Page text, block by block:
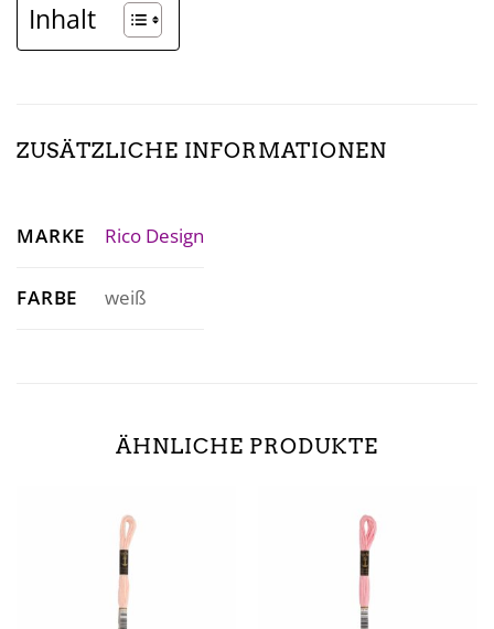
Inhalt
ZUSÄTZLICHE INFORMATIONEN
MARKE Rico Design
FARBE weiß
ÄHNLICHE PRODUKTE